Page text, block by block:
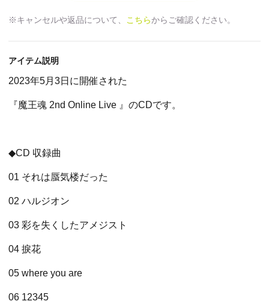
※キャンセルや返品について、 こちらからご確認ください。
アイテム説明
2023年5月3日に開催された
『魔王魂 2nd Online Live 』のCDです。
◆CD 収録曲
01 それは蜃気楼だった
02 ハルジオン
03 彩を失くしたアメジスト
04 捩花
05 where you are
06 12345